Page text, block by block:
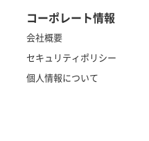
コーポレート情報
会社概要
セキュリティポリシー
個人情報について